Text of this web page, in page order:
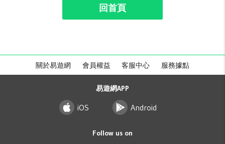
回首頁
關於易遊網 會員權益 客服中心 服務據點
易遊網APP
iOS Android
Follow us on